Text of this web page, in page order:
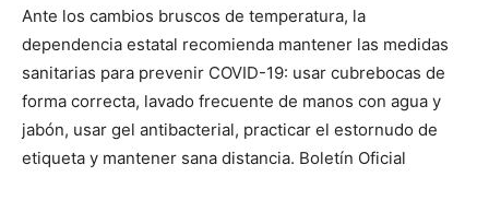
Ante los cambios bruscos de temperatura, la
dependencia estatal recomienda mantener las medidas
sanitarias para prevenir COVID-19: usar cubrebocas de
forma correcta, lavado frecuente de manos con agua y
jabón, usar gel antibacterial, practicar el estornudo de
etiqueta y mantener sana distancia. Boletín Oficial